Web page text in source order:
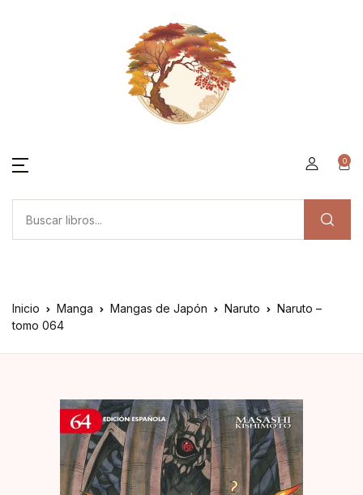
0
Inicio Manga Mangas de Japón Naruto
Naruto –
tomo 064